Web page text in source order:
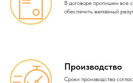
В договоре пропишем все
обеспечить желаемый
Производство
Сроки производства